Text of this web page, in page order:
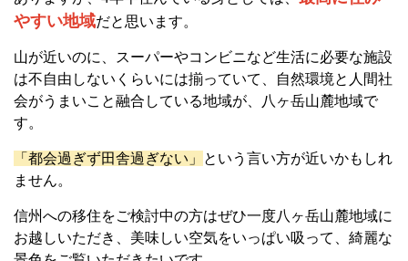
やすい地域だと思います。
山が近いのに、スーパーやコンビニなど生活に必要な施設
は不自由しないくらいには揃っていて、自然環境と人間社
会がうまいこと融合している地域が、八ヶ岳山麓地域で
す。
「都会過ぎず田舎過ぎない」
という言い方が近いかもしれ
ません。
信州への移住をご検討中の方はぜひ一度八ヶ岳山麓地域に
お越しいただき、美味しい空気をいっぱい吸って、綺麗な